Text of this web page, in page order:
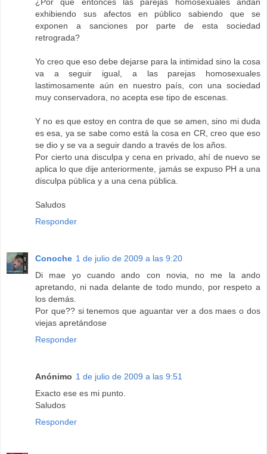
exhibiendo sus afectos en público sabiendo que se
exponen a sanciones por parte de esta sociedad
retrograda?
Yo creo que eso debe dejarse para la intimidad sino la cosa
va a seguir igual, a las parejas homosexuales
lastimosamente aún en nuestro país, con una sociedad
muy conservadora, no acepta ese tipo de escenas.
Y no es que estoy en contra de que se amen, sino mi duda
es esa, ya se sabe como está la cosa en CR, creo que eso
se dio y se va a seguir dando a través de los años.
Por cierto una disculpa y cena en privado, ahí de nuevo se
aplica lo que dije anteriormente, jamás se expuso PH a una
disculpa pública y a una cena pública.
Saludos
Responder
Conoche 1 de julio de 2009 a las 9:20
Di mae yo cuando ando con novia, no me la ando
apretando, ni nada delante de todo mundo, por respeto a
los demás.
Por que?? si tenemos que aguantar ver a dos maes o dos
viejas apretándose
Responder
Anónimo 1 de julio de 2009 a las 9:51
Exacto ese es mi punto.
Saludos
Responder